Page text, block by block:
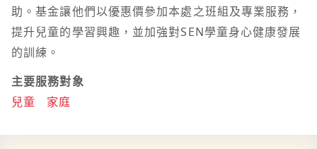
助。基金讓他們以優惠價參加本處之班組及專業服務，
提升兒童的學習興趣，並加強對SEN學童身心健康發展
的訓練。
主要服務對象
兒童
家庭